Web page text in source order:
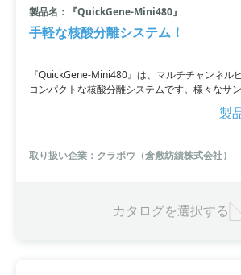
製品名：『QuickGene-Mini480』
手軽な核酸分離システム！
『QuickGene-Mini480』は、マルチチャンネル
コンパクトな核酸分離システムです。様々なサ
り、最大48サンプルまで同時に処理が可能で、
離工程により作業効率が向上します。シンプル
製
取り扱い企業：クラボウ（倉敷紡績株式会社）
カタログを選択する